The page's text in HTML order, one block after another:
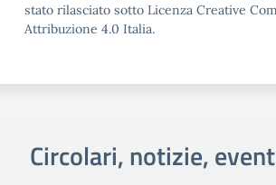
stato rilasciato sotto Licenza Creative
Attribuzione 4.0 Italia.
Circolari, notizie,